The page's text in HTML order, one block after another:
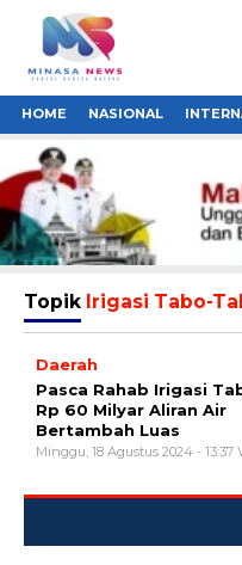
HOME NASIONAL
Topik Irigasi Tabo-
Daerah
Pasca Rahab Irigasi
Rp 60 Milyar Aliran Air
Bertambah Luas
Minggu, 18 Agustus 2024 - 13:37